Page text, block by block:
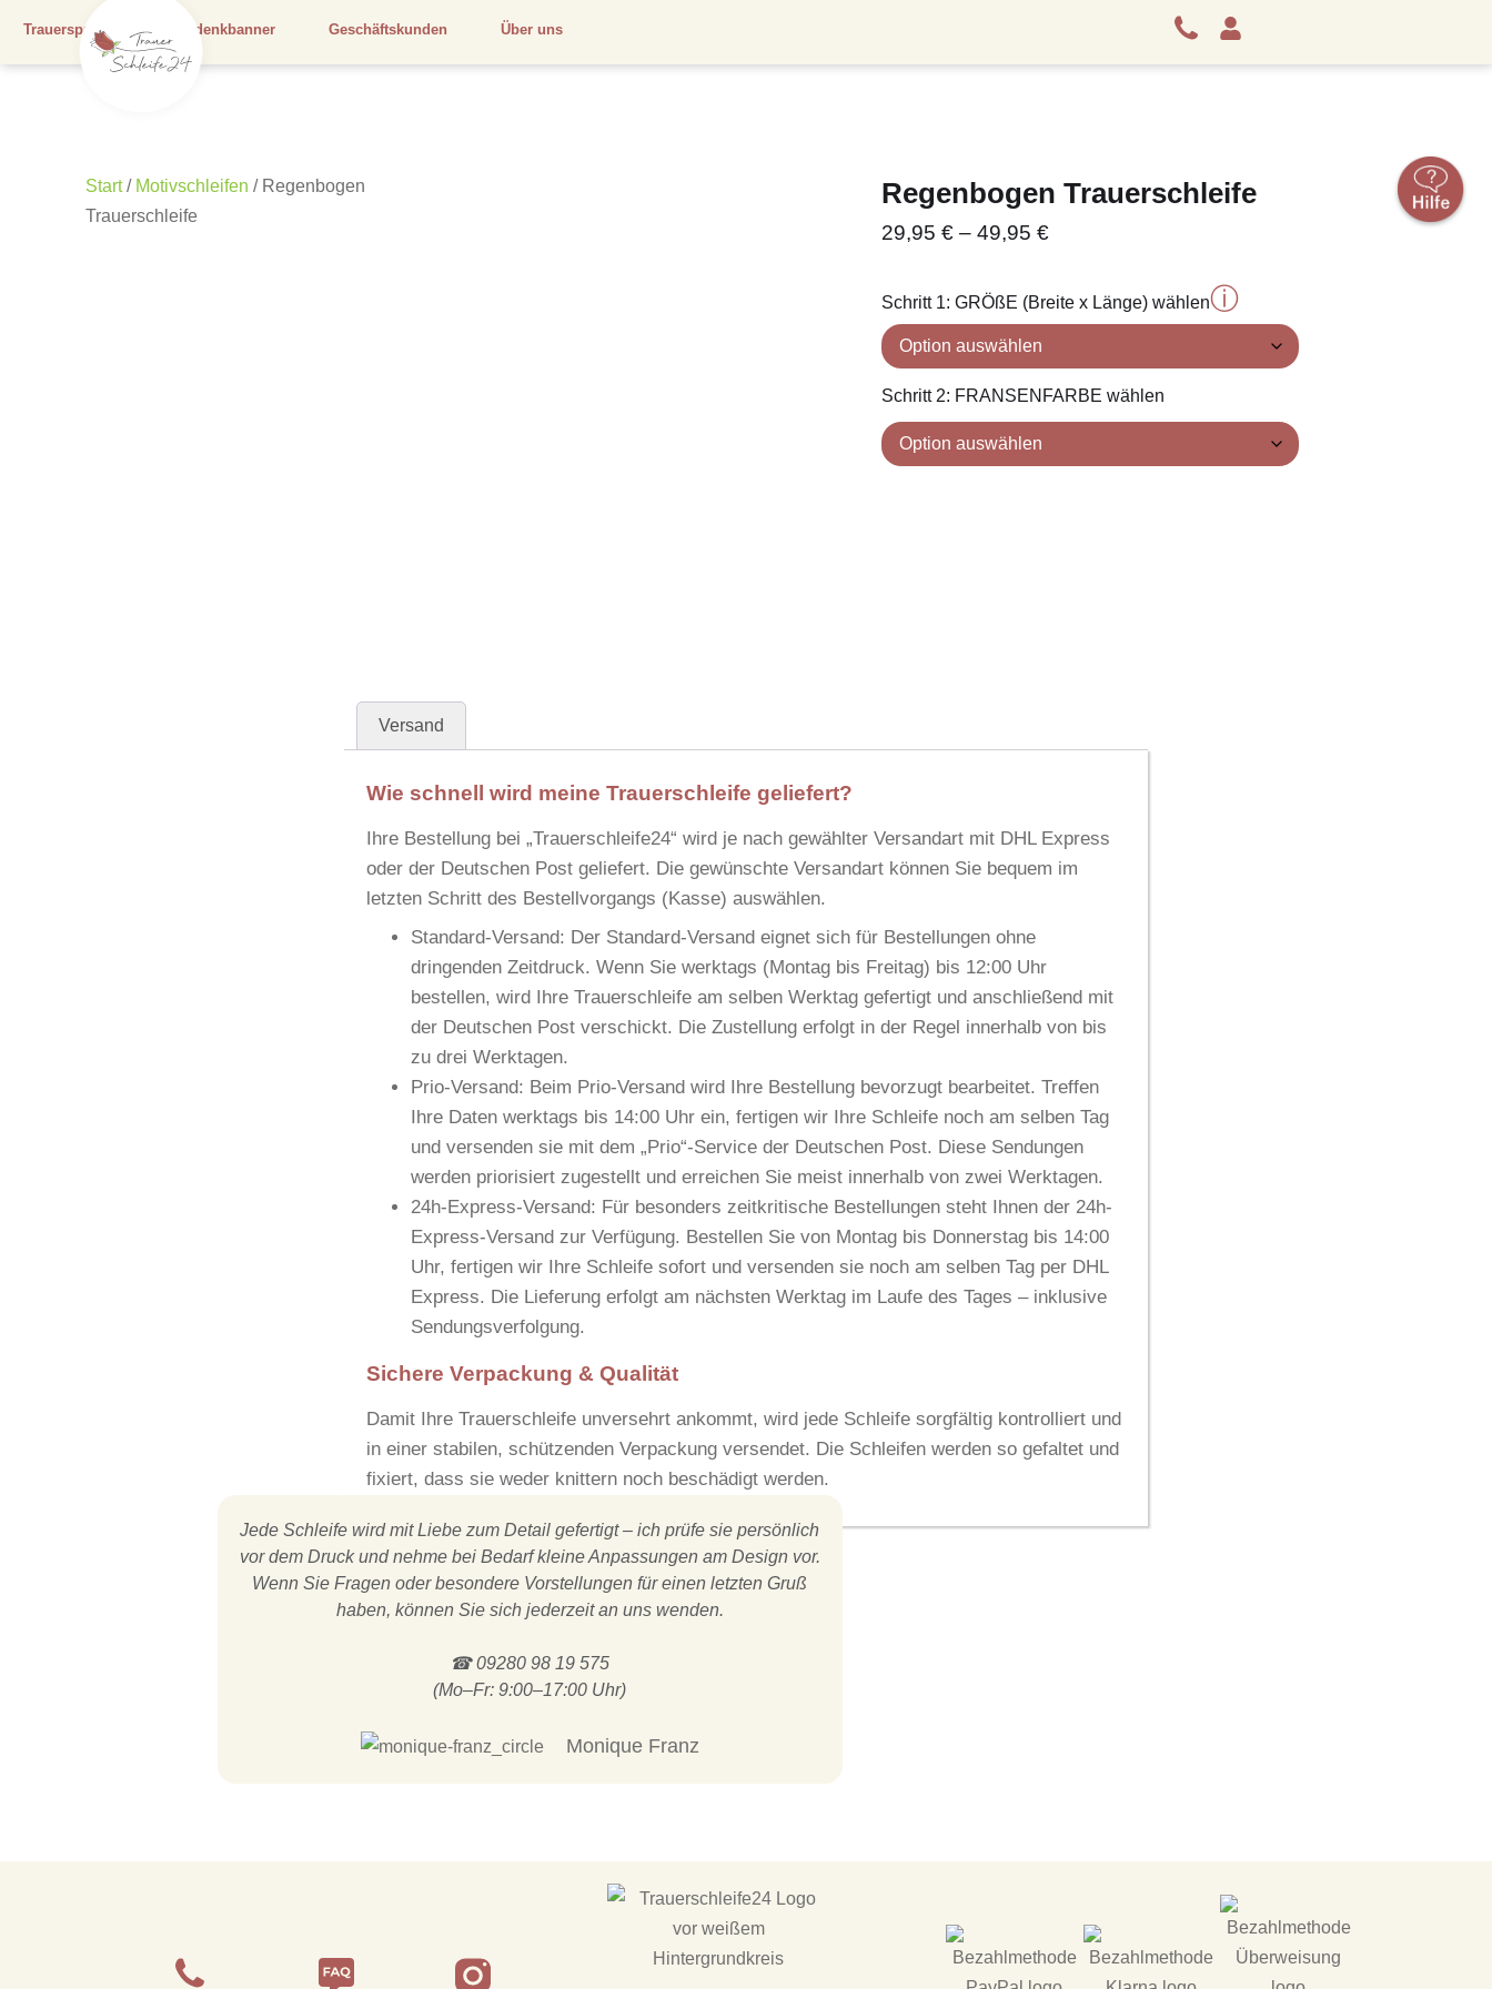
Trauersprüche Gedenkbanner Geschäftskunden Über uns
Start/ Motivschleifen / Regenbogen
Trauerschleife
Regenbogen Trauerschleife
29,95€ –49,95€
Schritt 1: GRÖßE (Breite x Länge) wählenⓘ
Schritt 2: FRANSENFARBE wählen
Versand
Wie schnell wird meine Trauerschleife geliefert?
Ihre Bestellung bei „Trauerschleife24“ wird je nach gewählter Versandart mit DHL Express
oder der Deutschen Postgeliefert. Die gewünschte Versandart können Sie bequem im
letzten Schritt des Bestellvorgangs (Kasse) auswählen.
Standard-Versand: Der Standard-Versand eignet sich für Bestellungen ohne
dringenden Zeitdruck. Wenn Sie werktags (Montag bis Freitag) bis 12:00 Uhr
bestellen, wird Ihre Trauerschleife am selben Werktag gefertigt und anschließend mit
der Deutschen Post verschickt. Die Zustellung erfolgt in der Regel innerhalb von bis
zu drei Werktagen.
Prio-Versand: Beim Prio-Versand wird Ihre Bestellung bevorzugt bearbeitet. Treffen
Ihre Daten werktags bis 14:00 Uhr ein, fertigen wir Ihre Schleife noch am selben Tag
und versenden sie mit dem „Prio“-Service der Deutschen Post. Diese Sendungen
werden priorisiert zugestellt und erreichen Sie meist innerhalb von zwei Werktagen.
24h-Express-Versand: Für besonders zeitkritische Bestellungen steht Ihnen der 24h-
Express-Versand zur Verfügung. Bestellen Sie von Montag bis Donnerstag bis 14:00
Uhr, fertigen wir Ihre Schleife sofort und versenden sie noch am selben Tag per DHL
Express. Die Lieferung erfolgt am nächsten Werktag im Laufe des Tages – inklusive
Sendungsverfolgung.
Sichere Verpackung & Qualität
Damit Ihre Trauerschleife unversehrt ankommt, wird jede Schleife sorgfältig kontrolliert und
in einer stabilen, schützenden Verpackung versendet. Die Schleifen werden so gefaltet und
fixiert, dass sie weder knittern noch beschädigt werden.
Jede Schleife wird mit Liebe zum Detail gefertigt – ich prüfe sie persönlich
vor dem Druck und nehme bei Bedarf kleine Anpassungen am Design vor.
Wenn Sie Fragen oder besondere Vorstellungen für einen letzten Gruß
haben, können Sie sich jederzeit an uns wenden.
☎ 09280 98 19 575
(Mo–Fr: 9:00–17:00 Uhr)
Monique Franz